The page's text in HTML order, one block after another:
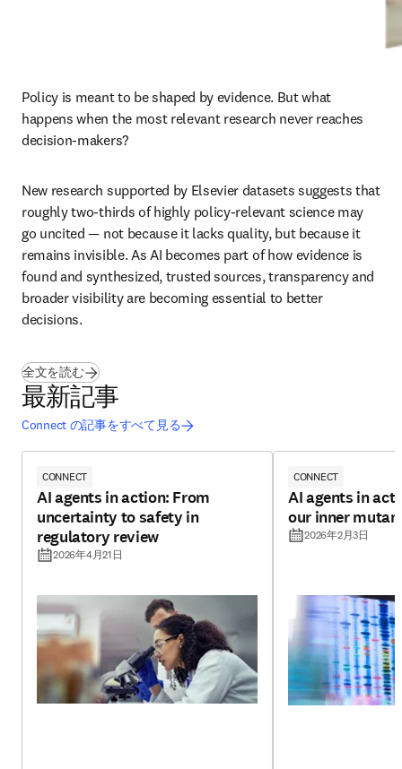
Policy is meant to be shaped by evidence. But what
happens when the most relevant research never reaches
decision-makers?
New research supported by Elsevier datasets suggests that
roughly two-thirds of highly policy-relevant science may
go uncited — not because it lacks quality, but because it
remains invisible. As AI becomes part of how evidence is
found and synthesized, trusted sources, transparency and
broader visibility are becoming essential to better
decisions.
全文を読む(新しいタブ／ウィンドウで開く
最新記事
Connect の記事をすべて見る
CONNECT
AI agents in action: From
uncertainty to safety in
regulatory review
2026年4月21日
CONNECT
AI agents in
our inner
2026年2月3日